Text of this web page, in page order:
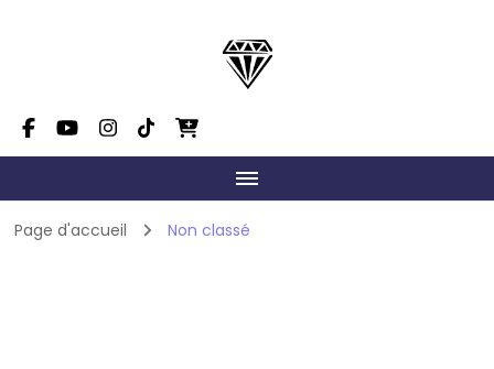
Dimension Danse Mont-
Tremblant
Page d'accueil Non classé